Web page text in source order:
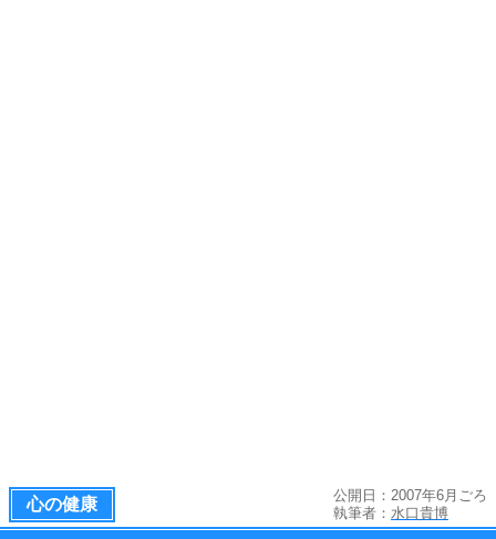
心の健康
公開日：2007年6月ごろ
執筆者： 水口貴博